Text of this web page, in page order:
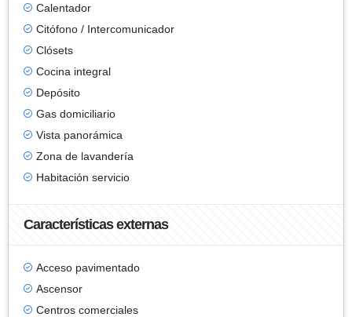
Calentador
Citófono / Intercomunicador
Clósets
Cocina integral
Depósito
Gas domiciliario
Vista panorámica
Zona de lavandería
Habitación servicio
Características externas
Acceso pavimentado
Ascensor
Centros comerciales